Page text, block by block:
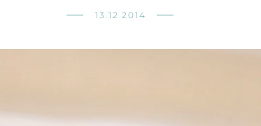
13.12.2014